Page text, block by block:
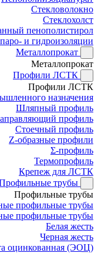
Стекловолокно
Стеклохолст
пенополистирол
и гидроизоляции
Металлопрокат
Металлопрокат
Профили ЛСТК
Профили ЛСТК
назначения
Шляпный профиль
профиль
Стоечный профиль
Z-образные профили
Σ-профиль
Термопрофиль
Крепеж для ЛСТК
трубы
Профильные трубы
профильные трубы
профильные трубы
Белая жесть
Черная жесть
оцинкованная (ЭОЦ)